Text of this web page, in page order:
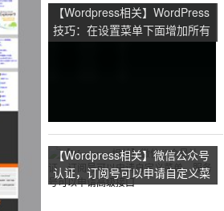
【Wordpress相关】WordPress
技巧：在设置菜单下面增加所有
【Wordpress相关】微信公众号
认证，订阅号可以申请自定义菜
单，服务号可以申请高级接口